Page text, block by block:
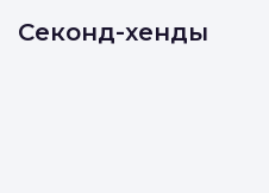
Секонд-хенды